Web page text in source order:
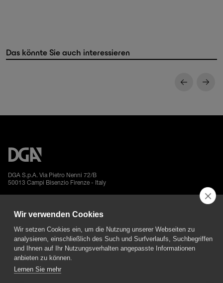
Das könnte Sie auch interessieren
DGA S.p.A. Via Pietro Nenni 72/B
50013 Campi Bisenzio Firenze - Italy
All rights reserved - VAT No. 02237280488 - REA: FI496272 - Share capital: €
2.500.000,00
Wir verwenden Cookies
Wir setzen Cookies ein, um die Nutzung unserer Webseiten zu
analysieren, einschließlich des Such und Surfverlaufs, Suchbegriffen
und Ihnen auf Ihr Nutzungsverhalten angepasste Informationen
anbieten zu können.
Lernen Sie mehr